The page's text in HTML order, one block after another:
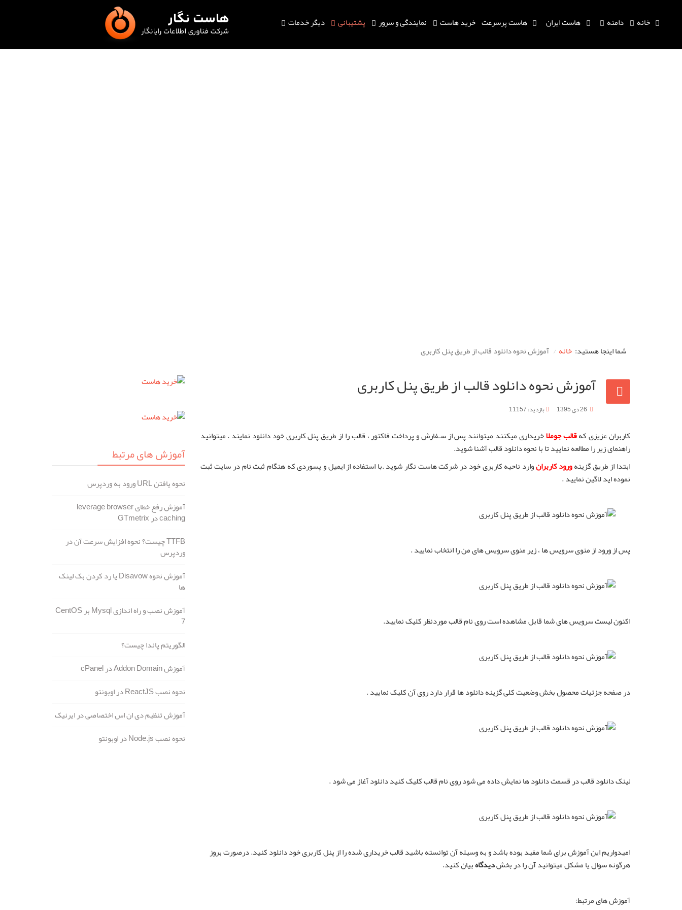
خانه دامنه هاست ایران هاست پرسرعت خرید هاست نمایندگی و سرور پشتیبانی دیگر خدمات
شما اینجا هستید: خانه آموزش نحوه دانلود قالب از طریق پنل کاربری
آموزش نحوه دانلود قالب از طریق پنل کاربری
26 دی 1395 بازدید: 11157
کاربران عزیزی کهقالب جوملاخریداری میکنند میتوانند پس از سـفارش و پرداخت فاکتور ، قالب را از طریق پنل کاربری خود دانلود نمایند . میتوانید
راهنمای زیر را مطالعه نمایید تا با نحوه دانلود قالب آشنا شوید.
ابتدا از طریق گزینهورود کاربرانوارد ناحیه کاربری خود در شرکت هاست نگار شوید .با استفاده از ایمیل و پسوردی که هنگام ثبت نام در سایت ثبت
نموده اید لاگین نمایید .
پس از ورود از منوی سرویس ها ، زیر منوی سرویس های من را انتخاب نمایید .
اکنون لیست سرویس های شما قابل مشاهده است روی نام قالب موردنظر کلیک نمایید.
در صفحه جزئیات محصول بخش وضعیت کلی گزینه دانلود ها قرار دارد روی آن کلیک نمایید .
لینک دانلود قالب در قسمت دانلود ها نمایش داده می شود روی نام قالب کلیک کنید دانلود آغاز می شود .
امیدواریم این آموزش برای شما مفید بوده باشد و به وسیله آن توانسته باشید قالب خریداری شده را از پنل کاربری خود دانلود کنید. درصورت بروز
هرگونه سوال یا مشکل میتوانید آن را در بخشدیدگاهبیان کنید.
آموزش های مرتبط:
آموزش های مرتبط
نحوه یافتن URL ورود به وردپرس
آموزش رفع خطای leverage browser
caching در GTmetrix
TTFB چیست؟ نحوه افزایش سرعت آن در
وردپرس
آموزش نحوه Disavow یا رد کردن بک لینک
ها
آموزش نصب و راه اندازی Mysql بر CentOS
7
الگوریتم پاندا چیست؟
آموزش Addon Domain در cPanel
نحوه نصب ReactJS در اوبونتو
آموزش تنظیم دی ان اس اختصاصی در ایرنیک
نحوه نصب Node.js در اوبونتو